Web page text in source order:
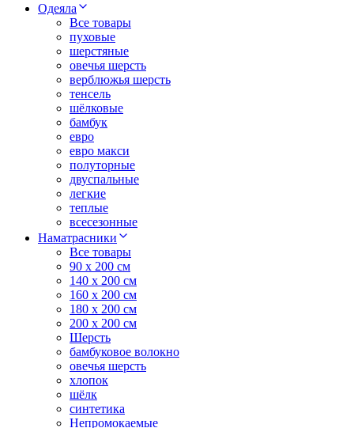
Одеяла
Все товары
пуховые
шерстяные
овечья шерсть
верблюжья шерсть
тенсель
шёлковые
бамбук
евро
евро макси
полуторные
двуспальные
легкие
теплые
всесезонные
Наматрасники
Все товары
90 x 200 см
140 x 200 см
160 x 200 см
180 x 200 см
200 x 200 см
Шерсть
бамбуковое волокно
овечья шерсть
хлопок
шёлк
синтетика
Непромокаемые